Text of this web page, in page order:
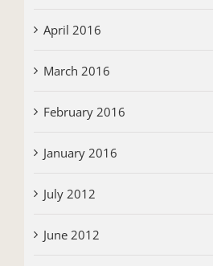
April 2016
March 2016
February 2016
January 2016
July 2012
June 2012